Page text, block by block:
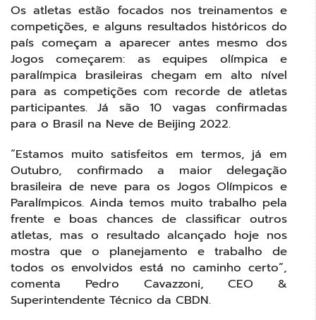
Os atletas estão focados nos treinamentos e
competições, e alguns resultados históricos do
país começam a aparecer antes mesmo dos
Jogos começarem: as equipes olímpica e
paralímpica brasileiras chegam em alto nível
para as competições com recorde de atletas
participantes. Já são 10 vagas confirmadas
para o Brasil na Neve de Beijing 2022.
“Estamos muito satisfeitos em termos, já em
Outubro, confirmado a maior delegação
brasileira de neve para os Jogos Olímpicos e
Paralímpicos. Ainda temos muito trabalho pela
frente e boas chances de classificar outros
atletas, mas o resultado alcançado hoje nos
mostra que o planejamento e trabalho de
todos os envolvidos está no caminho certo”,
comenta Pedro Cavazzoni, CEO &
Superintendente Técnico da CBDN.